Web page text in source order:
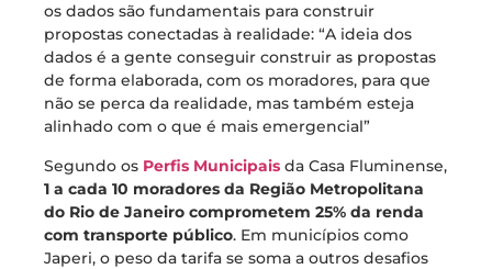
os dados são fundamentais para construir
propostas conectadas à realidade: “A ideia dos
dados é a gente conseguir construir as propostas
de forma elaborada, com os moradores, para que
não se perca da realidade, mas também esteja
alinhado com o que é mais emergencial”
Segundo os Perfis Municipais da Casa Fluminense,
1 a cada 10 moradores da Região Metropolitana
do Rio de Janeiro comprometem 25% da renda
com transporte público. Em municípios como
Japeri, o peso da tarifa se soma a outros desafios